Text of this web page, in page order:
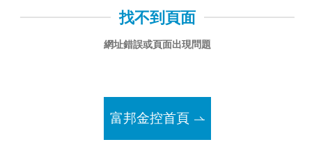
找不到頁面
網址錯誤或頁面出現問題
富邦金控首頁